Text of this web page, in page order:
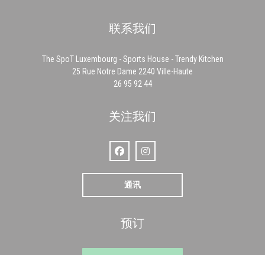
联系我们
The SpoT Luxembourg - Sports House - Trendy Kitchen
25 Rue Notre Dame 2240 Ville-Haute
26 95 92 44
关注我们
Facebook ((在新窗口中打开))
Instagram ((在新窗口中打开))
通讯
预订